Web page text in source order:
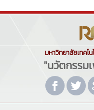
มหาวิทยาลัยเทคโ
"นวัตกรรม